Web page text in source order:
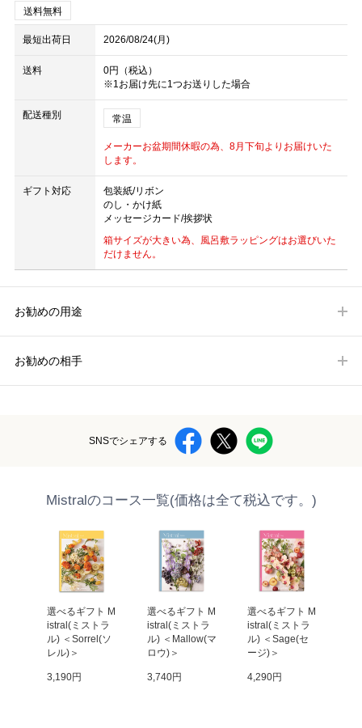
送料無料
最短出荷日 2026/08/24(月)
送料
0円（税込）
※1お届け先に1つお送りした場合
配送種別 常温
メーカーお盆期間休暇の為、8月下旬よりお届けいた
します。
ギフト対応
包装紙/リボン
のし・かけ紙
メッセージカード/挨拶状
箱サイズが大きい為、風呂敷ラッピングはお選びいた
だけません。
お勧めの用途
お勧めの相手
SNSでシェアする
Mistralのコース一覧(価格は全て税込です。)
選べるギフト M
istral(ミストラ
ル) ＜Sorrel(ソ
レル)＞
3,190円
選べるギフト M
istral(ミストラ
ル) ＜Mallow(マ
ロウ)＞
3,740円
選べるギフト M
istral(ミストラ
ル) ＜Sage(セ
ージ)＞
4,290円